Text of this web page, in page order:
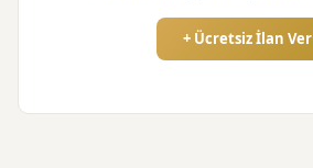
+ Ücretsiz İlan Ver